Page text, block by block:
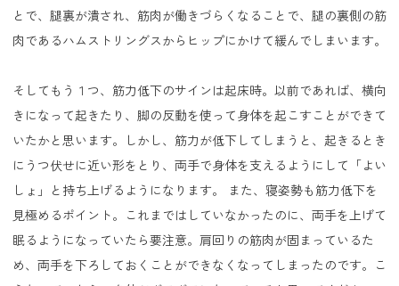
とで、腿裏が潰され、筋肉が働きづらくなることで、腿の裏側の筋
肉であるハムストリングスからヒップにかけて緩んでしまいます。
そしてもう１つ、筋力低下のサインは起床時。以前であれば、横向
きになって起きたり、脚の反動を使って身体を起こすことができて
いたかと思います。しかし、筋力が低下してしまうと、起きるとき
にうつ伏せに近い形をとり、両手で身体を支えるようにして「よい
しょ」と持ち上げるようになります。 また、寝姿勢も筋力低下を
見極めるポイント。これまではしていなかったのに、両手を上げて
眠るようになっていたら要注意。肩回りの筋肉が固まっているた
め、両手を下ろしておくことができなくなってしまったのです。こ